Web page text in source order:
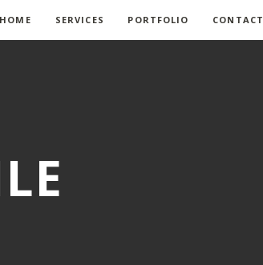
HOME SERVICES PORTFOLIO CONTACT